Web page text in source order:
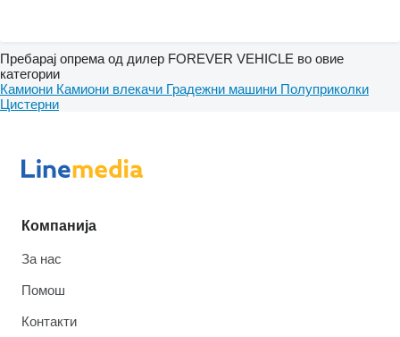
Пребарај опрема од дилер FOREVER VEHICLE во овие
категории
Камиони Камиони влекачи Градежни машини Полуприколки
Цистерни
Компанија
За нас
Помош
Контакти